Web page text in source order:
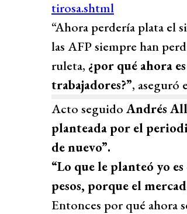
“Ahora perdería plata el
las AFP siempre han
ruleta, ¿por qué ahora
trabajadores?”, aseguró
Acto seguido Andrés
planteada por el
de nuevo”.
“Lo que le planteó yo
pesos, porque el
Entonces por qué ahora